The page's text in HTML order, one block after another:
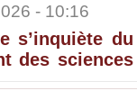
- 10:16
s’inquiète du
des sciences